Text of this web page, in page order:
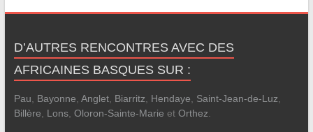
D’AUTRES RENCONTRES AVEC DES
AFRICAINES BASQUES SUR :
Pau, Bayonne, Anglet, Biarritz, Hendaye, Saint-Jean-de-Luz,
Billère, Lons, Oloron-Sainte-Marie et Orthez.